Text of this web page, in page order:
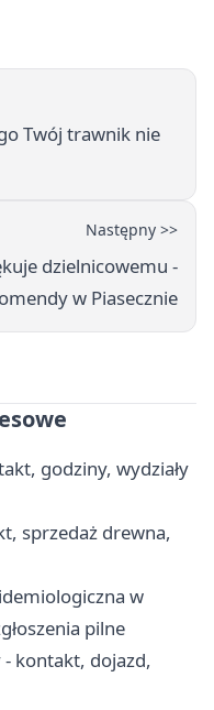
Twój trawnik nie
Następny >>
dzielnicowemu -
w Piasecznie
godziny, wydziały
sprzedaż drewna,
w
pilne
kontakt, dojazd,